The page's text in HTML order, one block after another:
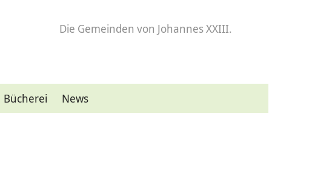
Die Gemeinden von Johannes XXIII.
Bücherei News